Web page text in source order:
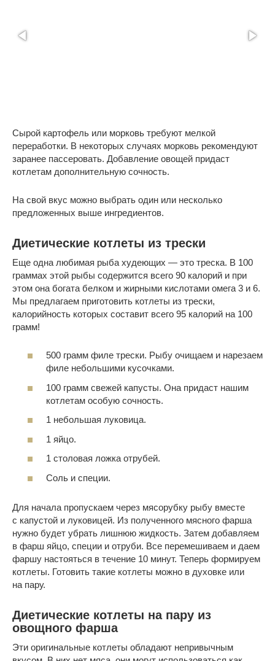
Сырой картофель или морковь требуют мелкой
переработки. В некоторых случаях морковь рекомендуют
заранее пассеровать. Добавление овощей придаст
котлетам дополнительную сочность.
На свой вкус можно выбрать один или несколько
предложенных выше ингредиентов.
Диетические котлеты из трески
Еще одна любимая рыба худеющих — это треска. В 100
граммах этой рыбы содержится всего 90 калорий и при
этом она богата белком и жирными кислотами омега 3 и 6.
Мы предлагаем приготовить котлеты из трески,
калорийность которых составит всего 95 калорий на 100
грамм!
500 грамм филе трески. Рыбу очищаем и нарезаем
филе небольшими кусочками.
100 грамм свежей капусты. Она придаст нашим
котлетам особую сочность.
1 небольшая луковица.
1 яйцо.
1 столовая ложка отрубей.
Соль и специи.
Для начала пропускаем через мясорубку рыбу вместе
с капустой и луковицей. Из полученного мясного фарша
нужно будет убрать лишнюю жидкость. Затем добавляем
в фарш яйцо, специи и отруби. Все перемешиваем и даем
фаршу настояться в течение 10 минут. Теперь формируем
котлеты. Готовить такие котлеты можно в духовке или
на пару.
Диетические котлеты на пару из
овощного фарша
Эти оригинальные котлеты обладают непривычным